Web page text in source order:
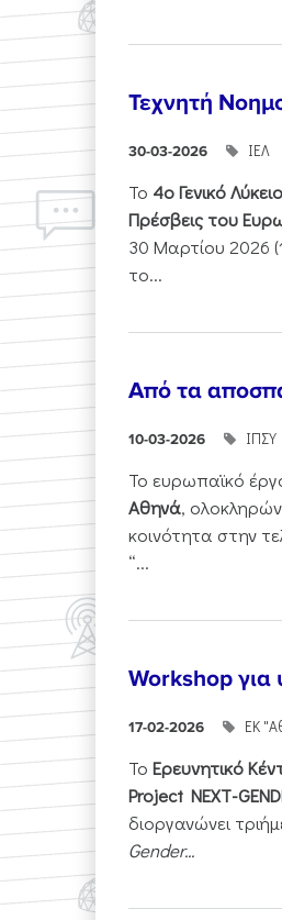
Τεχνητή
30-03-2026 ΙΕΛ
Το 4ο Γενικό
Πρέσβεις του
30 Μαρτίου 2026
το...
Από τα
10-03-2026 ΙΠΣΥ
Το ευρωπαϊκό
Αθηνά,
κοινότητα στην
“...
Workshop
17-02-2026 ΕΚ
Το Ερευνητικό
Project NEXT-
διοργανώνει
Gender...